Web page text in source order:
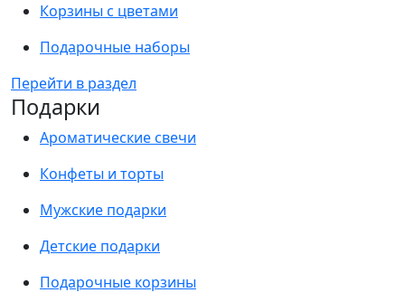
Корзины с цветами
Подарочные наборы
Перейти в раздел
Подарки
Ароматические свечи
Конфеты и торты
Мужские подарки
Детские подарки
Подарочные корзины